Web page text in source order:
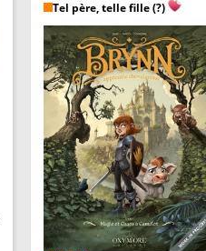
Tel père, telle fille (?)